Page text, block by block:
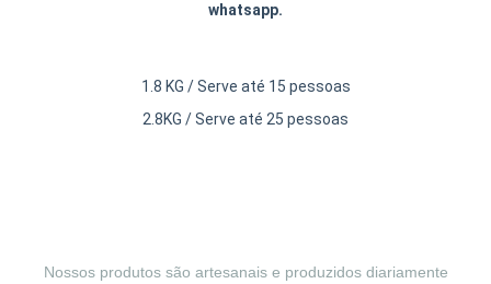
whatsapp.
1.8 KG / Serve até 15 pessoas
2.8KG / Serve até 25 pessoas
Nossos produtos são artesanais e produzidos diariamente